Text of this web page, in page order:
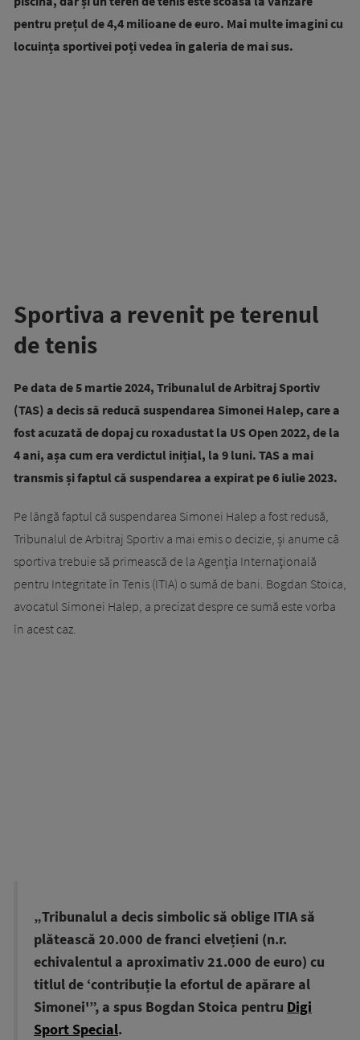
pentru prețul de 4,4 milioane de euro. Mai multe imagini cu
locuința sportivei poți vedea în galeria de mai sus.
Sportiva a revenit pe terenul
de tenis
Pe data de 5 martie 2024, Tribunalul de Arbitraj Sportiv
(TAS) a decis să reducă suspendarea Simonei Halep, care a
fost acuzată de dopaj cu roxadustat la US Open 2022, de la
4 ani, așa cum era verdictul inițial, la 9 luni. TAS a mai
transmis și faptul că suspendarea a expirat pe 6 iulie 2023.
Pe lângă faptul că suspendarea Simonei Halep a fost redusă,
Tribunalul de Arbitraj Sportiv a mai emis o decizie, și anume că
sportiva trebuie să primească de la Agenţia Internaţională
pentru Integritate în Tenis (ITIA) o sumă de bani. Bogdan Stoica,
avocatul Simonei Halep, a precizat despre ce sumă este vorba
în acest caz.
„Tribunalul a decis simbolic să oblige ITIA să
plătească 20.000 de franci elvețieni (n.r.
echivalentul a aproximativ 21.000 de euro) cu
titlul de ‘contribuție la efortul de apărare al
Simonei'”, a spus Bogdan Stoica pentru Digi
Sport Special.